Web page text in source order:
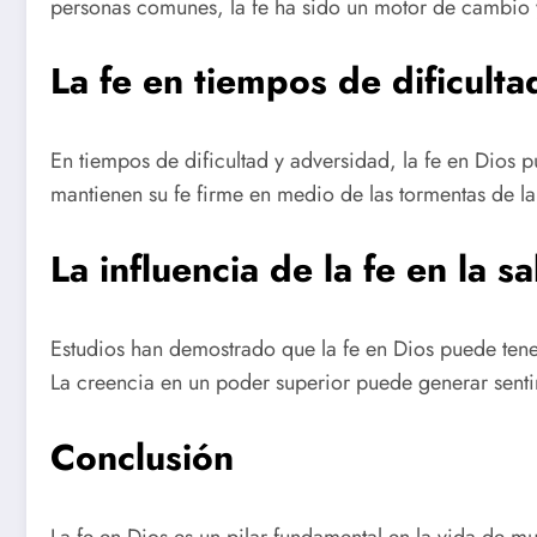
personas comunes, la fe ha sido un motor de
La fe en tiempos de
En tiempos de dificultad y adversidad, la fe en Dios
mantienen su fe firme en medio de las tormentas de
La influencia de la fe en la
Estudios han demostrado que la fe en Dios puede
La creencia en un poder superior puede generar
Conclusión